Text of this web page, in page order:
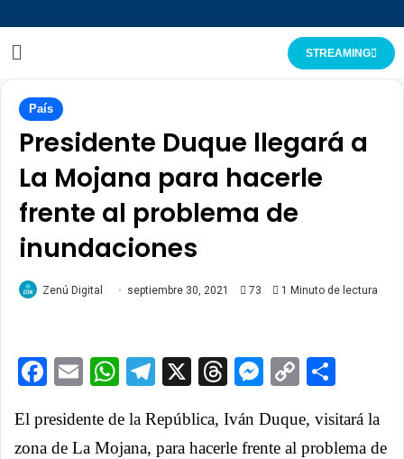
STREAMING
País
Presidente Duque llegará a
La Mojana para hacerle
frente al problema de
inundaciones
Zenú Digital septiembre 30, 2021 73 1 Minuto de lectura
Facebook
EmailWhatsApp
Telegram
X ThreadsCopy
El presidente de la República, Iván Duque, visitará la
zona de La Mojana, para hacerle frente al problema de